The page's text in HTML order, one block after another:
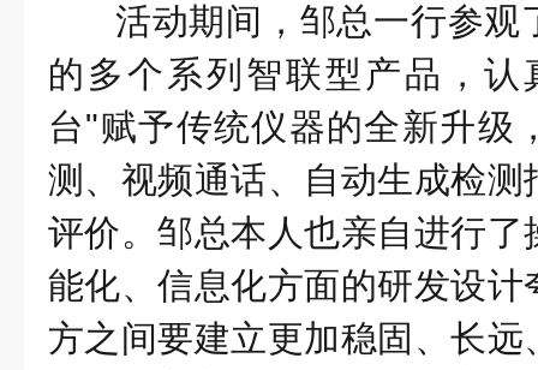
活动期间，邹总一行参观
的多个系列智联型产品，认
台"赋予传统仪器的全新升级
测、视频通话、自动生成检
评价。邹总本人也亲自进行
能化、信息化方面的研发设
方之间要建立更加稳固、长